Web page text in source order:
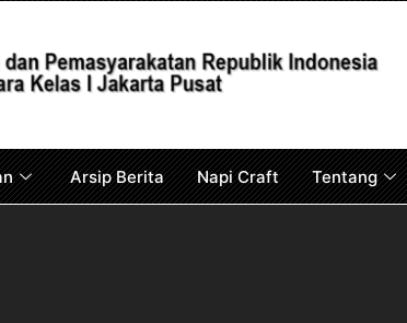
Arsip Berita Napi Craft Tentang